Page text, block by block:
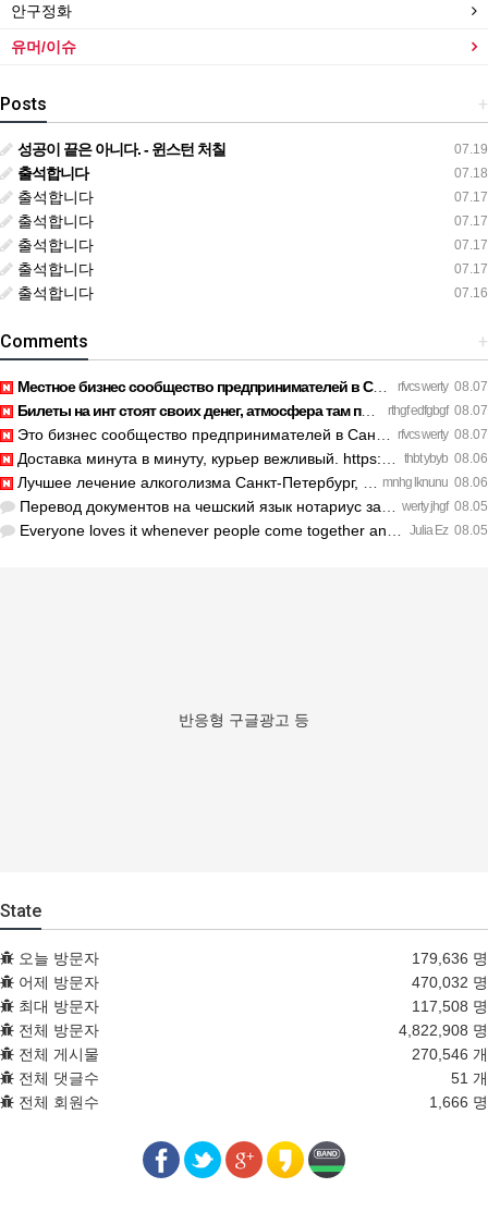
안구정화
유머/이슈
+
Posts
07.19
성공이 끝은 아니다. - 윈스턴 처칠
07.18
출석합니다
07.17
출석합니다
07.17
출석합니다
07.17
출석합니다
07.17
출석합니다
07.16
출석합니다
+
Comments
rfvcs werty 08.07
Местное бизнес сообщество предпринимателей в Санкт-Петербург…
rthgf edfgbgf 08.07
Билеты на инт стоят своих денег, атмосфера там просто непере…
rfvcs werty 08.07
Это бизнес сообщество предпринимателей в Санкт-Петербурге эк…
thbt ybyb 08.06
Доставка минута в минуту, курьер вежливый. https://legaldir.…
mnhg lknunu 08.06
Лучшее лечение алкоголизма Санкт-Петербург, специалисты букв…
werty jhgf 08.05
Перевод документов на чешский язык нотариус заверил с первог…
Julia Ez 08.05
Everyone loves it whenever people come together and share op…
반응형 구글광고 등
State
오늘 방문자
179,636 명
어제 방문자
470,032 명
최대 방문자
117,508 명
전체 방문자
4,822,908 명
전체 게시물
270,546 개
전체 댓글수
51 개
전체 회원수
1,666 명